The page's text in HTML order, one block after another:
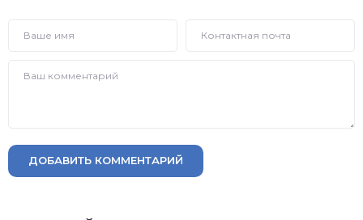
ДОБАВИТЬ КОММЕНТАРИЙ